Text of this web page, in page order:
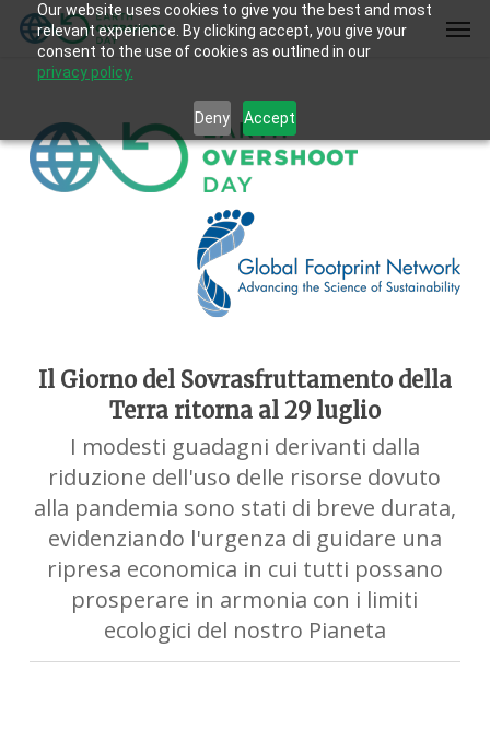
Our website uses cookies to give you the best and most
relevant experience. By clicking accept, you give your
consent to the use of cookies as outlined in our
privacy policy.
Deny Accept
Skip
Il Giorno del Sovrasfruttamento della
Terra ritorna al 29 luglio
I modesti guadagni derivanti dalla
riduzione dell'uso delle risorse dovuto
alla pandemia sono stati di breve durata,
evidenziando l'urgenza di guidare una
ripresa economica in cui tutti possano
prosperare in armonia con i limiti
ecologici del nostro Pianeta